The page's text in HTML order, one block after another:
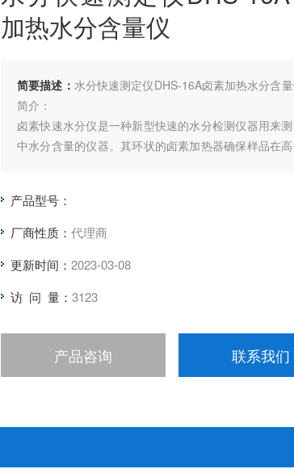
加热水分含量仪
简要描述： 水分快速测定仪DHS-16A卤素加热水分含
简介：
卤素快速水分仪是一种新型快速的水分检测仪器用来
中水分含量的仪器。其环状的卤素加热器确保样品在
燥程序完成后，最终测定的水分含量值被锁定显示。
产品型号：
厂商性质： 代理商
更新时间： 2023-03-08
访 问 量： 3123
产品咨询 联系我们